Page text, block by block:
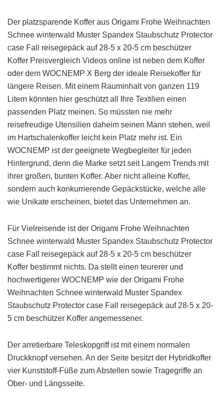
Der platzsparende Koffer aus Origami Frohe Weihnachten
Schnee winterwald Muster Spandex Staubschutz Protector
case Fall reisegepäck auf 28-5 x 20-5 cm beschützer
Koffer Preisvergleich Videos online ist neben dem Koffer
oder dem WOCNEMP X Berg der ideale Reisekoffer für
längere Reisen. Mit einem Rauminhalt von ganzen 119
Litern könnten hier geschützt all Ihre Textilien einen
passenden Platz meinen. So müssten nie mehr
reisefreudige Utensilien daheim seinen Mann stehen, weil
im Hartschalenkoffer leicht kein Platz mehr ist. Ein
WOCNEMP ist der geeignete Wegbegleiter für jeden
Hintergrund, denn die Marke setzt seit Langem Trends mit
ihrer großen, bunten Koffer. Aber nicht alleine Koffer,
sondern auch konkurrierende Gepäckstücke, welche alle
wie Unikate erscheinen, bietet das Unternehmen an.
Für Vielreisende ist der Origami Frohe Weihnachten
Schnee winterwald Muster Spandex Staubschutz Protector
case Fall reisegepäck auf 28-5 x 20-5 cm beschützer
Koffer bestimmt nichts. Da stellt einen teurerer und
hochwertigerer WOCNEMP wie der Origami Frohe
Weihnachten Schnee winterwald Muster Spandex
Staubschutz Protector case Fall reisegepäck auf 28-5 x 20-
5 cm beschützer Koffer angemessener.
Der arretierbare Teleskopgriff ist mit einem normalen
Druckknopf versehen. An der Seite besitzt der Hybridkoffer
vier Kunststoff-Füße zum Abstellen sowie Tragegriffe an
Ober- und Längsseite.